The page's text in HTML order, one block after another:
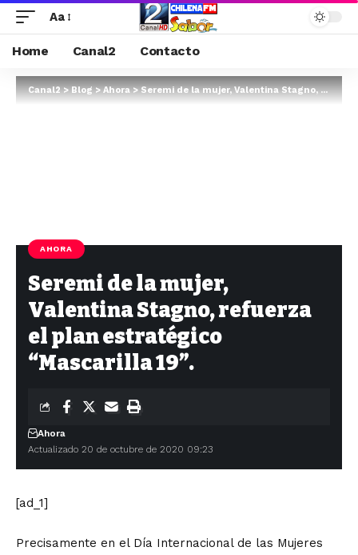
Aa
Home Canal2 Contacto
Canal2>Blog>Ahora>Seremi de la mujer, Valentina Stagno, refuerza el plan estratégico “Mascarilla 19”.
AHORA
Seremi de la mujer,
Valentina Stagno, refuerza
el plan estratégico
“Mascarilla 19”.
Actualizado 20 de octubre de 2020 09:23
Ahora
[ad_1]
Precisamente en el Día Internacional de las Mujeres